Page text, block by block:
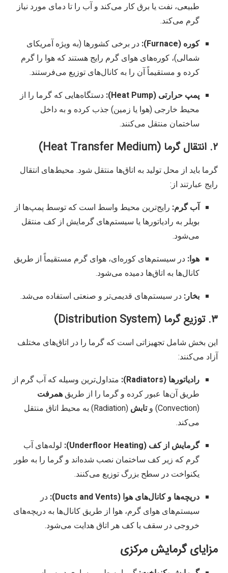
طبیعی، نفت یا برق کار می‌کند و آب را تا دمای مورد نیاز
گرم می‌کند.
کوره (Furnace):
در برخی کشورها (به ویژه آمریکای
شمالی)، کوره‌های هوای گرم رایج هستند که هوا را گرم
کرده و مستقیماً آن را به کانال‌های توزیع می‌فرستند.
پمپ حرارتی (Heat Pump):
دستگاه‌هایی که گرما را از
محیط خارجی (هوا یا زمین) جذب کرده و به داخل
ساختمان منتقل می‌کنند.
۲. انتقال گرما (Heat Transfer Medium)
گرما باید از محل تولید به اتاق‌ها منتقل شود. محیط‌های انتقال
رایج عبارتند از:
آب گرم: رایج‌ترین محیط واسط است که توسط پمپ‌ها از
بویلر به رادیاتورها یا سیستم‌های گرمایش از کف منتقل
می‌شود.
هوا: در سیستم‌های کوره‌ای، هوای گرم مستقیماً از طریق
کانال‌ها به اتاق‌ها دمیده می‌شود.
بخار: در سیستم‌های قدیمی‌تر و صنعتی استفاده می‌شد.
۳. توزیع گرما (Distribution System)
این بخش شامل تجهیزاتی است که گرما را در اتاق‌های مختلف
آزاد می‌کنند:
رادیاتورها (Radiators):
متداول‌ترین وسیله که آب گرم از
طریق آن‌ها عبور کرده و گرما را از طریقهمرفت
(Convection) و
تابش
(Radiation) به محیط اتاق منتقل
می‌کند.
گرمایش از کف (Underfloor Heating):
لوله‌های آب
گرم که زیر کف ساختمان نصب شده‌اند و گرما را به طور
یکنواخت در سطح بزرگ توزیع می‌کنند.
دریچه‌ها و کانال‌های هوا (Ducts and Vents):
در
سیستم‌های هوای گرم، هوا از طریق کانال‌ها به دریچه‌های
خروجی در سقف یا کف هر اتاق هدایت می‌شود.
مزایای گرمایش مرکزی